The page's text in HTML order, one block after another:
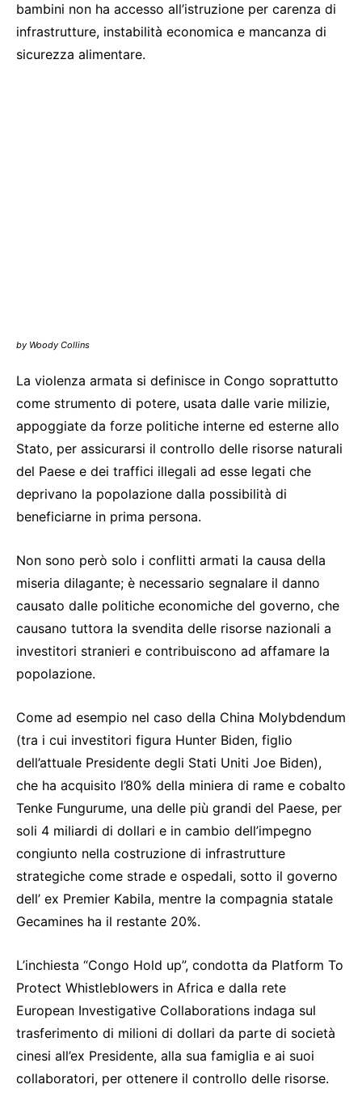
bambini non ha accesso all’istruzione per carenza di
infrastrutture, instabilità economica e mancanza di
sicurezza alimentare.
by Woody Collins
La violenza armata si definisce in Congo soprattutto
come strumento di potere, usata dalle varie milizie,
appoggiate da forze politiche interne ed esterne allo
Stato, per assicurarsi il controllo delle risorse naturali
del Paese e dei traffici illegali ad esse legati che
deprivano la popolazione dalla possibilità di
beneficiarne in prima persona.
Non sono però solo i conflitti armati la causa della
miseria dilagante; è necessario segnalare il danno
causato dalle politiche economiche del governo, che
causano tuttora la svendita delle risorse nazionali a
investitori stranieri e contribuiscono ad affamare la
popolazione.
Come ad esempio nel caso della China Molybdendum
(tra i cui investitori figura Hunter Biden, figlio
dell’attuale Presidente degli Stati Uniti Joe Biden),
che ha acquisito l’80% della miniera di rame e cobalto
Tenke Fungurume, una delle più grandi del Paese, per
soli 4 miliardi di dollari e in cambio dell’impegno
congiunto nella costruzione di infrastrutture
strategiche come strade e ospedali, sotto il governo
dell’ ex Premier Kabila, mentre la compagnia statale
Gecamines ha il restante 20%.
L’inchiesta “Congo Hold up”, condotta da Platform To
Protect Whistleblowers in Africa e dalla rete
European Investigative Collaborations indaga sul
trasferimento di milioni di dollari da parte di società
cinesi all’ex Presidente, alla sua famiglia e ai suoi
collaboratori, per ottenere il controllo delle risorse.